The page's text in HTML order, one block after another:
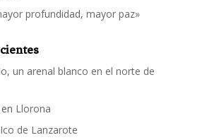
profundidad, mayor paz»
un arenal blanco en el norte de
en Llorona
de Lanzarote